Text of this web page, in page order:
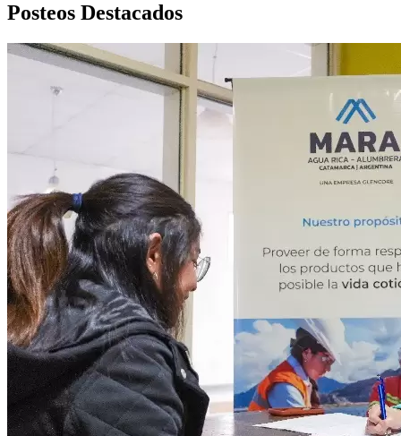
Posteos Destacados